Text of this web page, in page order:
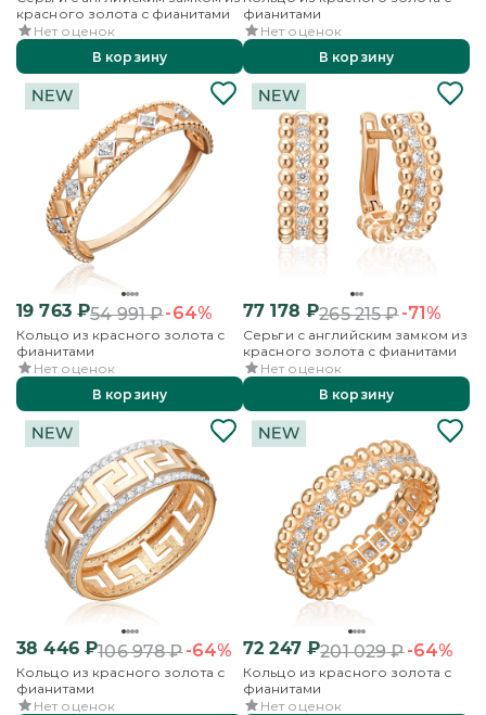
красного золота с фианитами
Нет оценок
В корзину
фианитами
Нет оценок
В корзину
19 763₽54 991₽-64%
Кольцо из красного золота с
фианитами
Нет оценок
В корзину
77 178 ₽265 215₽-71%
Серьги с английским замком из
красного золота с фианитами
Нет оценок
В корзину
38 446₽106 978₽-64%
Кольцо из красного золота с
фианитами
Нет оценок
72 247₽201 029₽-64%
Кольцо из красного золота с
фианитами
Нет оценок